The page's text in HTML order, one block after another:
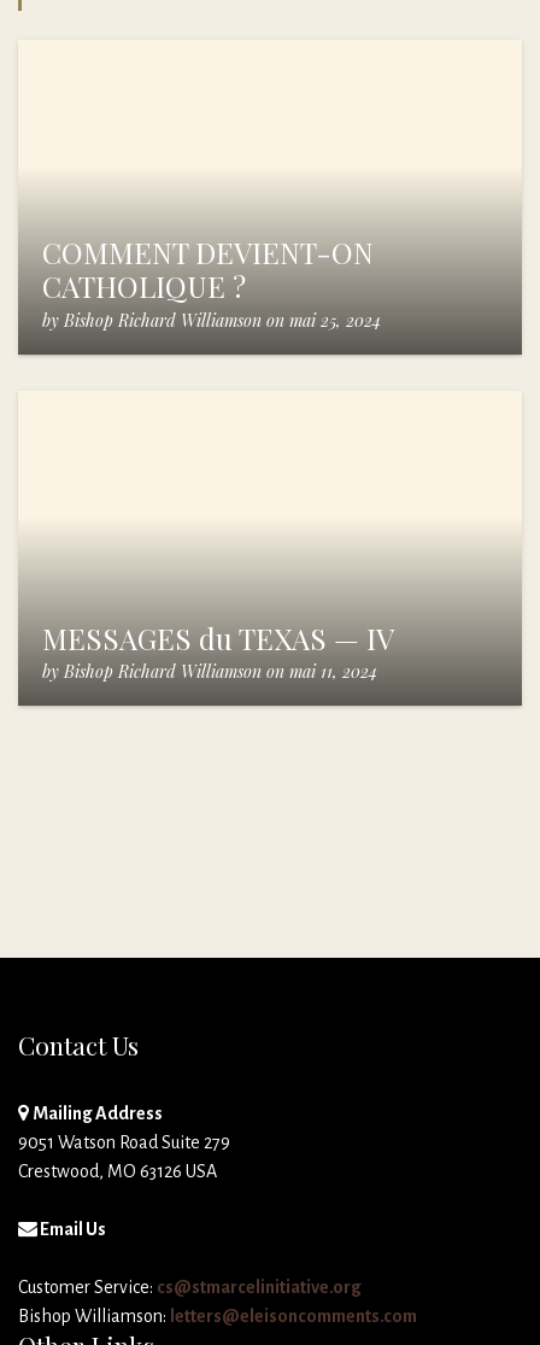
COMMENT DEVIENT-ON
CATHOLIQUE ?
by Bishop Richard Williamson on mai 25, 2024
MESSAGES du TEXAS — IV
by Bishop Richard Williamson on mai 11, 2024
Contact Us
Mailing Address
9051 Watson Road Suite 279
Crestwood, MO 63126 USA
Email Us
Customer Service: cs@stmarcelinitiative.org
Bishop Williamson: letters@eleisoncomments.com